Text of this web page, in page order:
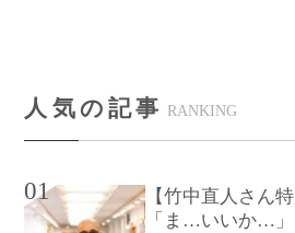
人気の記事 RANKING
01
【竹中直人さん
「ま…いいか…